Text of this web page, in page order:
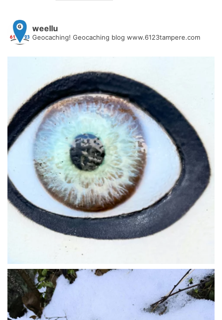
weellu
Geocaching! Geocaching blog www.6123tampere.com